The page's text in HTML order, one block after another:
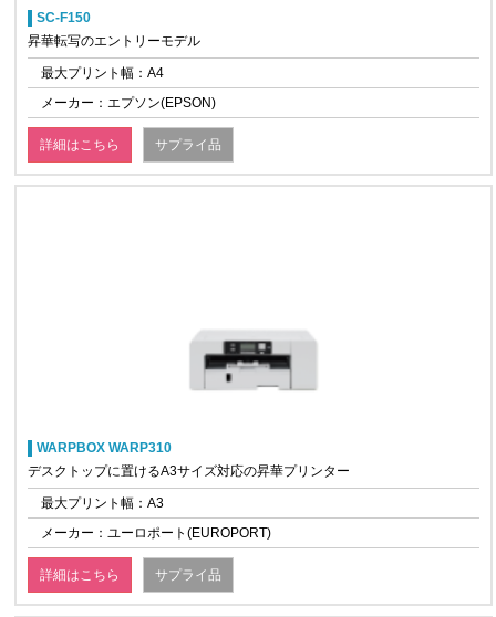
SC-F150
昇華転写のエントリーモデル
最大プリント幅：A4
メーカー：エプソン(EPSON)
詳細はこちら サプライ品
WARPBOX WARP310
デスクトップに置けるA3サイズ対応の昇華プリンター
最大プリント幅：A3
メーカー：ユーロポート(EUROPORT)
詳細はこちら サプライ品